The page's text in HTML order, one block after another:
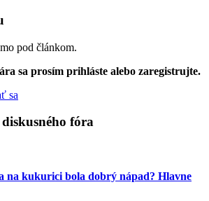
pod článkom.
sa prosím prihláste alebo zaregistrujte.
sa
fóra
na kukurici bola dobrý nápad? Hlavne